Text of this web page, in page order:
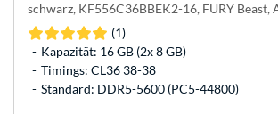
schwarz, KF556C36BBEK2-16, FURY Beast,
(1)
Kapazität: 16 GB (2x 8 GB)
Timings: CL36 38-38
Standard: DDR5-5600 (PC5-44800)